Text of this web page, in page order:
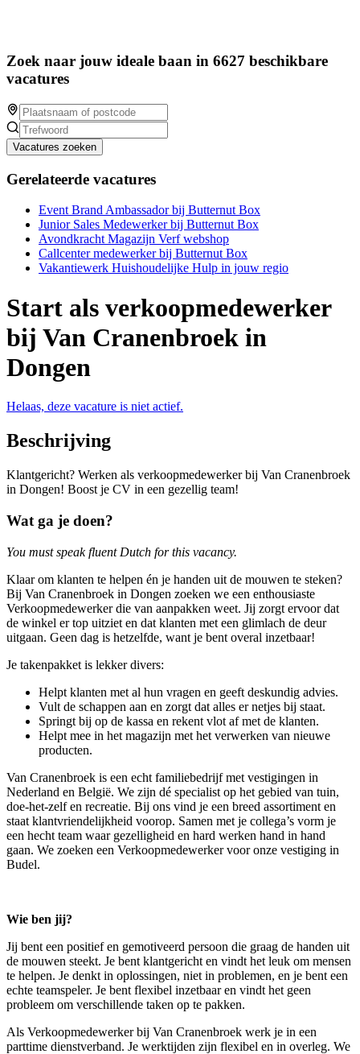
Zoek naar jouw ideale baan in 6627 beschikbare
vacatures
Vacatures zoeken
Gerelateerde vacatures
Event Brand Ambassador bij Butternut Box
Junior Sales Medewerker bij Butternut Box
Avondkracht Magazijn Verf webshop
Callcenter medewerker bij Butternut Box
Vakantiewerk Huishoudelijke Hulp in jouw regio
Start als verkoopmedewerker
bij Van Cranenbroek in
Dongen
Helaas, deze vacature is niet actief.
Beschrijving
Klantgericht? Werken als verkoopmedewerker bij Van Cranenbroek
in Dongen! Boost je CV in een gezellig team!
Wat ga je doen?
You must speak fluent Dutch for this vacancy.
Klaar om klanten te helpen én je handen uit de mouwen te steken?
Bij Van Cranenbroek in Dongen zoeken we een enthousiaste
Verkoopmedewerker die van aanpakken weet. Jij zorgt ervoor dat
de winkel er top uitziet en dat klanten met een glimlach de deur
uitgaan. Geen dag is hetzelfde, want je bent overal inzetbaar!
Je takenpakket is lekker divers:
Helpt klanten met al hun vragen en geeft deskundig advies.
Vult de schappen aan en zorgt dat alles er netjes bij staat.
Springt bij op de kassa en rekent vlot af met de klanten.
Helpt mee in het magazijn met het verwerken van nieuwe
producten.
Van Cranenbroek is een echt familiebedrijf met vestigingen in
Nederland en België. We zijn dé specialist op het gebied van tuin,
doe-het-zelf en recreatie. Bij ons vind je een breed assortiment en
staat klantvriendelijkheid voorop. Samen met je collega’s vorm je
een hecht team waar gezelligheid en hard werken hand in hand
gaan. We zoeken een Verkoopmedewerker voor onze vestiging in
Budel.
Wie ben jij?
Jij bent een positief en gemotiveerd persoon die graag de handen uit
de mouwen steekt. Je bent klantgericht en vindt het leuk om mensen
te helpen. Je denkt in oplossingen, niet in problemen, en je bent een
echte teamspeler. Je bent flexibel inzetbaar en vindt het geen
probleem om verschillende taken op te pakken.
Als Verkoopmedewerker bij Van Cranenbroek werk je in een
parttime dienstverband. Je werktijden zijn flexibel en in overleg. We